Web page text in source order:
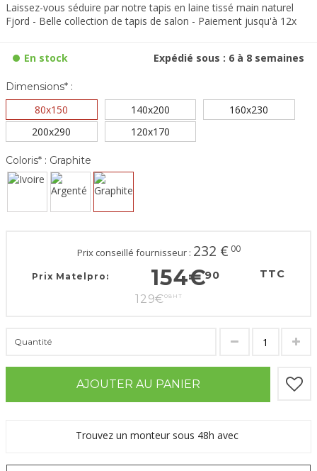
Laissez-vous séduire par notre tapis en laine tissé main naturel
Fjord - Belle collection de tapis de salon - Paiement jusqu'à 12x
En stock Expédié sous : 6 à 8 semaines
Dimensions* :
80x150 140x200
160x230
200x290
120x170
Coloris* : Graphite
Prix conseillé fournisseur : 232 € 00
Prix Matelpro: 154€90 TTC
129€08 HT
Quantité
AJOUTER AU PANIER
Trouvez un monteur sous 48h avec